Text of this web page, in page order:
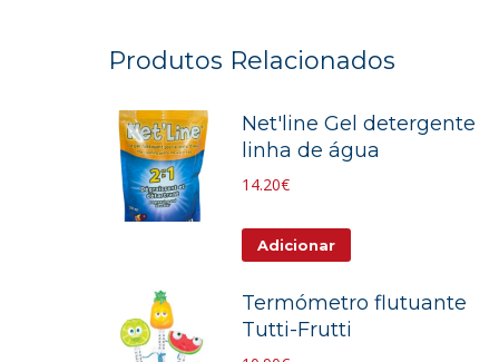
Produtos Relacionados
Net'line Gel detergente
linha de água
14.20€
Adicionar
Termómetro flutuante
Tutti-Frutti